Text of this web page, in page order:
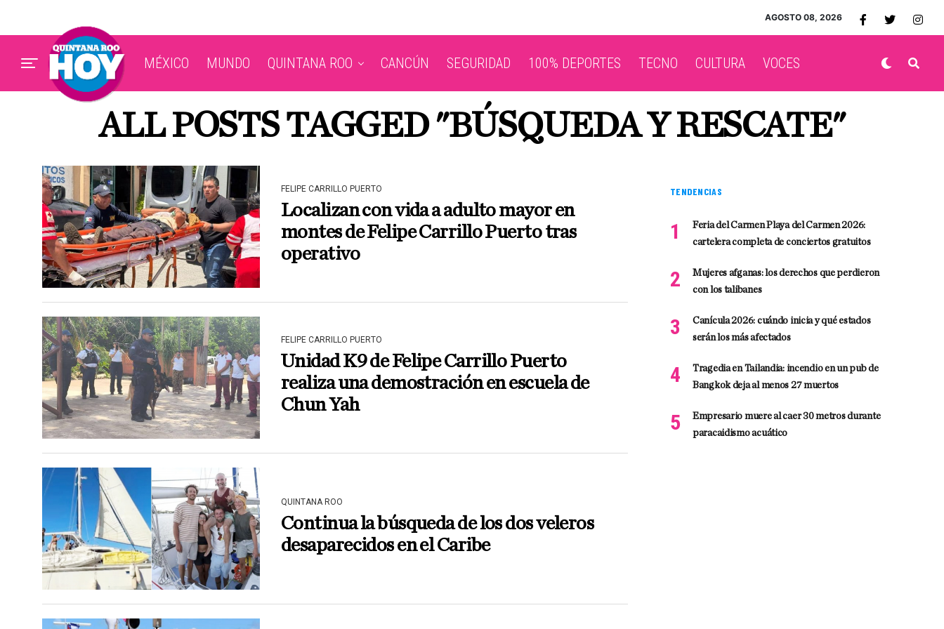
AGOSTO 08, 2026
MÉXICO MUNDO QUINTANA ROO CANCÚN SEGURIDAD 100% DEPORTES TECNO CULTURA VOCES
ALL POSTS TAGGED "BÚSQUEDA Y RESCATE"
FELIPE CARRILLO PUERTO
Localizan con vida a adulto mayor en
montes de Felipe Carrillo Puerto tras
operativo
FELIPE CARRILLO PUERTO
Unidad K9 de Felipe Carrillo Puerto
realiza una demostración en escuela de
Chun Yah
QUINTANA ROO
Continua la búsqueda de los dos veleros
desaparecidos en el Caribe
TENDENCIAS
Feria del Carmen Playa del Carmen 2026:
cartelera completa de conciertos gratuitos
Mujeres afganas: los derechos que perdieron
con los talibanes
Canícula 2026: cuándo inicia y qué estados
serán los más afectados
Tragedia en Tailandia: incendio en un pub de
Bangkok deja al menos 27 muertos
Empresario muere al caer 30 metros durante
paracaidismo acuático